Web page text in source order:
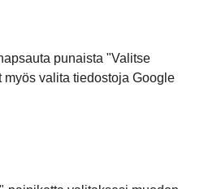
punaista "Valitse
myös valita tiedostoja Google